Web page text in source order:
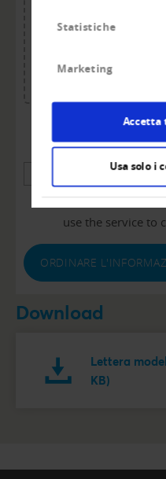
Statistiche
Marketing
Accetta
Usa solo i
Drag &
Maximum
Maximum
We need your
reCAPTCHA
We use
enter. This service
activities. Please
use the service to
ORDINARE
Download
Lettera
KB)